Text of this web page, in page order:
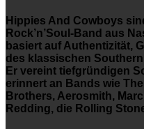
Hippies And Cowboys
Rock’n’Soul-Band aus
basiert auf Authentizität,
des klassischen
Er vereint tiefgründigen
erinnert an Bands wie
Brothers, Aerosmith,
Redding, die Rolling